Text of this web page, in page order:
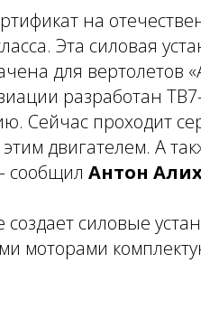
на
Эта силовая
для вертолетов
разработан
Сейчас проходит
двигателем. А
сообщил Антон
силовые
моторами